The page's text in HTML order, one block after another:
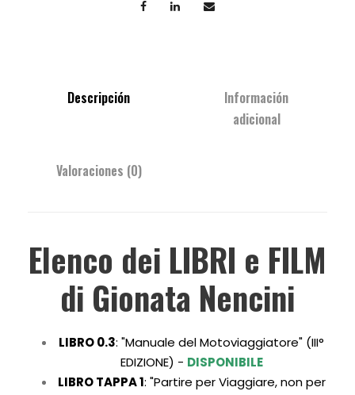
Descripción
Información
adicional
Valoraciones (0)
Elenco dei LIBRI e FILM
di Gionata Nencini
LIBRO 0.3: "Manuale del Motoviaggiatore" (III°
EDIZIONE) - DISPONIBILE
LIBRO TAPPA 1: "Partire per Viaggiare, non per